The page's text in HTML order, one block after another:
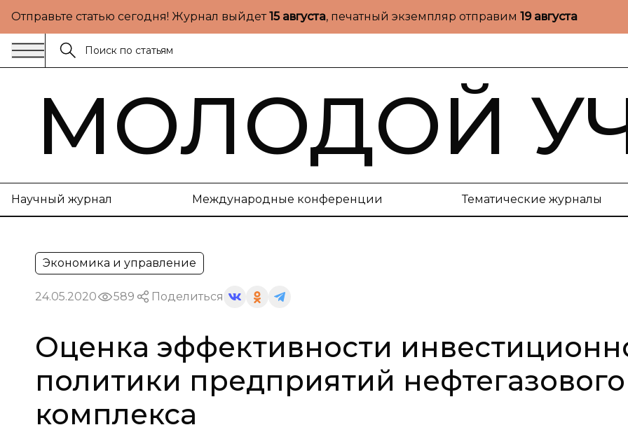
Отправьте статью сегодня! Журнал выйдет15 августа, печатный экземпляр отправим 19 августа
МОЛОДОЙ
Научный журнал Международные конференции Тематические журналы
Экономика и управление
24.05.2020 589 Поделиться
Оценка эффективности
политики предприятий нефтегазового
комплекса